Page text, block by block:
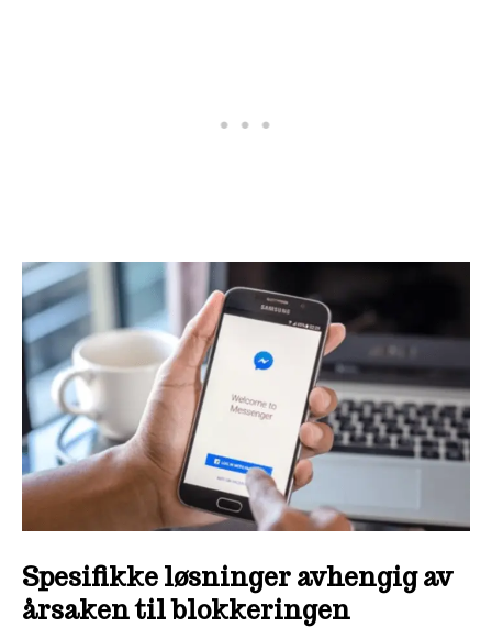
Spesifikke løsninger avhengig av
årsaken til blokkeringen